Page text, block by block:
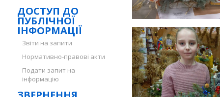
ДОСТУП ДО
ПУБЛІЧНОЇ
ІНФОРМАЦІЇ
Звіти на запити
Нормативно-правові акти
Подати запит на
інформацію